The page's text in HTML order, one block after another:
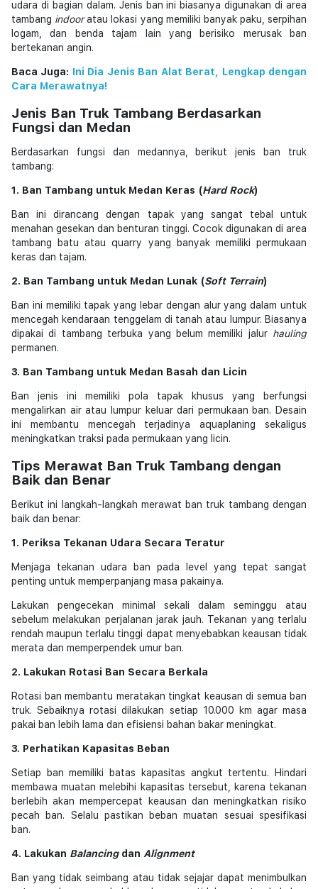
udara di bagian dalam. Jenis ban ini biasanya digunakan di area
tambang indooratau lokasi yang memiliki banyak paku, serpihan
logam, dan benda tajam lain yang berisiko merusak ban
bertekanan angin.
Baca Juga: Ini Dia Jenis Ban Alat Berat, Lengkap dengan
Cara Merawatnya!
Jenis Ban Truk Tambang Berdasarkan
Fungsi dan Medan
Berdasarkan fungsi dan medannya, berikut jenis ban truk
tambang:
1. Ban Tambang untuk Medan Keras (Hard Rock)
Ban ini dirancang dengan tapak yang sangat tebal untuk
menahan gesekan dan benturan tinggi. Cocok digunakan di area
tambang batu atau quarry yang banyak memiliki permukaan
keras dan tajam.
2. Ban Tambang untuk Medan Lunak (Soft Terrain)
Ban ini memiliki tapak yang lebar dengan alur yang dalam untuk
mencegah kendaraan tenggelam di tanah atau lumpur. Biasanya
dipakai di tambang terbuka yang belum memiliki jalur hauling
permanen.
3. Ban Tambang untuk Medan Basah dan Licin
Ban jenis ini memiliki pola tapak khusus yang berfungsi
mengalirkan air atau lumpur keluar dari permukaan ban. Desain
ini membantu mencegah terjadinya aquaplaning sekaligus
meningkatkan traksi pada permukaan yang licin.
Tips Merawat Ban Truk Tambang dengan
Baik dan Benar
Berikut ini langkah-langkah merawat ban truk tambang dengan
baik dan benar:
1. Periksa Tekanan Udara Secara Teratur
Menjaga tekanan udara ban pada level yang tepat sangat
penting untuk memperpanjang masa pakainya.
Lakukan pengecekan minimal sekali dalam seminggu atau
sebelum melakukan perjalanan jarak jauh. Tekanan yang terlalu
rendah maupun terlalu tinggi dapat menyebabkan keausan tidak
merata dan memperpendek umur ban.
2. Lakukan Rotasi Ban Secara Berkala
Rotasi ban membantu meratakan tingkat keausan di semua ban
truk. Sebaiknya rotasi dilakukan setiap 10.000 km agar masa
pakai ban lebih lama dan efisiensi bahan bakar meningkat.
3. Perhatikan Kapasitas Beban
Setiap ban memiliki batas kapasitas angkut tertentu. Hindari
membawa muatan melebihi kapasitas tersebut, karena tekanan
berlebih akan mempercepat keausan dan meningkatkan risiko
pecah ban. Selalu pastikan beban muatan sesuai spesifikasi
ban.
4. Lakukan Balancingdan Alignment
Ban yang tidak seimbang atau tidak sejajar dapat menimbulkan